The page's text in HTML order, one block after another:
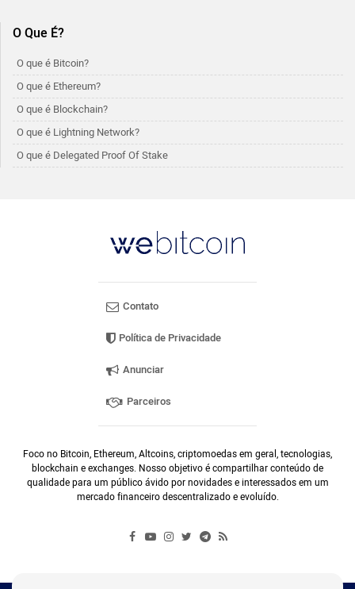
O Que É?
O que é Bitcoin?
O que é Ethereum?
O que é Blockchain?
O que é Lightning Network?
O que é Delegated Proof Of Stake
Contato
Política de Privacidade
Anunciar
Parceiros
Foco no Bitcoin, Ethereum, Altcoins, criptomoedas em geral, tecnologias,
blockchain e exchanges. Nosso objetivo é compartilhar conteúdo de
qualidade para um público ávido por novidades e interessados em um
mercado financeiro descentralizado e evoluído.